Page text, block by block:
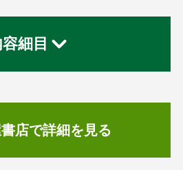
細目
店で詳細を見る